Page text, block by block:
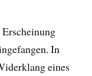
In
eines